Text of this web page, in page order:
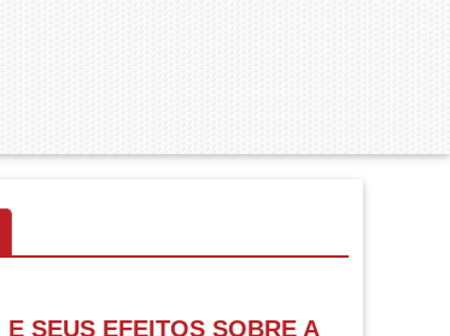
SEUS EFEITOS SOBRE A